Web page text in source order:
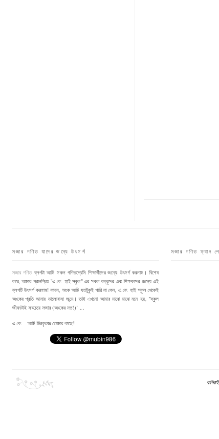
মজার গণিত যাদের জন্যে উৎসর্গ
মজার গণিতব্লগটা আমি সকল গণিতপ্রেমি শিক্ষার্থীদের জন্যে উৎসর্গ করলাম। বিশেষ
করে, আমার প্রানপ্রিয় "এ.কে. হাই স্কুল" এর সকল বন্ধুদের এবং শিক্ষকদের জন্যে এই
ব্লগটি উৎসর্গ করলাম! কারন, অংক আমি যতটুকুই পারি না কেন, এ.কে. হাই স্কুল থেকেই
অংকের প্রতি আমার ভালোবাসা জন্মে। তাই এখনো আমার মাঝে মাঝে মনে হয়, "স্কুল
জীবনটাই সবচেয়ে মজার (অংকের মত!)" ...
এ.কে. - আমি চিরকৃতজ্ঞ তোমার কাছে!
মজার গণিত ফ্যান